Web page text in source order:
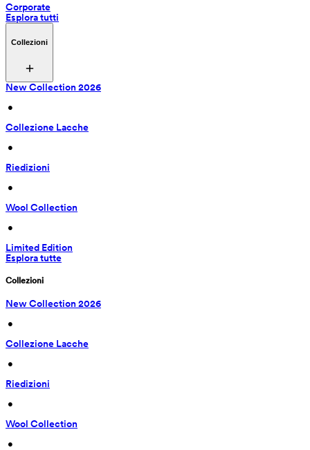
Corporate
Esplora tutti
Collezioni
New Collection 2026
•
Collezione Lacche
•
Riedizioni
•
Wool Collection
•
Limited Edition
Esplora tutte
Collezioni
New Collection 2026
•
Collezione Lacche
•
Riedizioni
•
Wool Collection
•